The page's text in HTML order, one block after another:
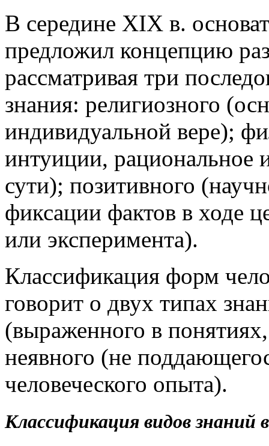
В середине XIX в.
предложил концепцию
рассматривая три
знания: религиозного
индивидуальной вере);
интуиции, рациональное
сути); позитивного
фиксации фактов в ходе
или эксперимента).
Классификация форм
говорит о двух типах
(выраженного в
неявного (не
человеческого опыта).
Классификация видов знаний